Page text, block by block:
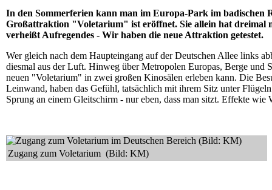
In den Sommerferien kann man im Europa-Park im badischen
Großattraktion "Voletarium" ist eröffnet. Sie allein hat dreimal
verheißt Aufregendes - Wir haben die neue Attraktion getestet.
Wer gleich nach dem Haupteingang auf der Deutschen Allee links
diesmal aus der Luft. Hinweg über Metropolen Europas, Berge und
neuen "Voletarium" in zwei großen Kinosälen erleben kann. Die
Leinwand, haben das Gefühl, tatsächlich mit ihrem Sitz unter
Sprung an einem Gleitschirm - nur eben, dass man sitzt. Effekte
Zugang zum Voletarium (Bild: KM)